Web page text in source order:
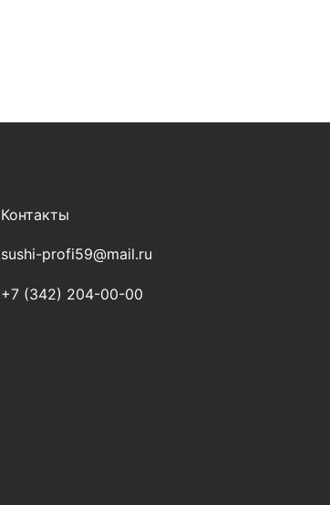
Контакты
sushi-profi59@mail.ru
+7 (342) 204-00-00